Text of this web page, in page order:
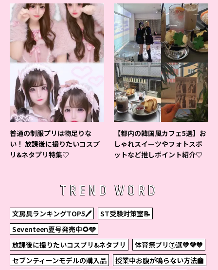
普通の制服プリは物足りな
い！ 放課後に撮りたいコスプ
リ&ネタプリ特集♡
【都内の韓国風カフェ5選】お
しゃれスイーツやフォトスポ
ットなど推しポイント紹介♡
TREND WORD
文房具ランキングTOP5🖊
ST受験対策室📝
Seventeen夏号発売中🌻🩵
放課後に撮りたいコスプリ&ネタプリ
体育祭プリ⑦選💛💜💙
セブンティーンモデルの購入品
授業中お腹が鳴らない方法🏫